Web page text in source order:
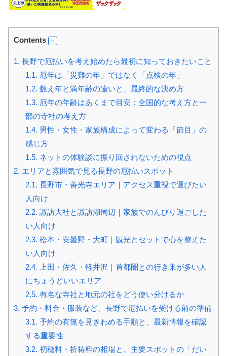
Contents
1. 長野で厄払いを考え始めたら最初に知っておきたいこと
1.1. 厄年は「災難の年」ではなく「点検の年」
1.2. 数え年と満年齢の違いと、最終的な決め方
1.3. 厄年の年齢はあくまで目安：全国的な考え方と一
部の寺社の考え方
1.4. 男性・女性・家族構成によって変わる「節目」の
感じ方
1.5. ネットの体験談に振り回されないための視点
2. エリアと雰囲気で見る長野の厄払いスポット
2.1. 長野市・善光寺エリア｜アクセス重視で選びたい
人向け
2.2. 諏訪大社と諏訪湖周辺｜家族でのんびり過ごした
い人向け
2.3. 松本・安曇野・大町｜観光とセットで心を整えた
い人向け
2.4. 上田・佐久・軽井沢｜首都圏との行き来が多い人
にちょうどいいエリア
2.5. 有名な寺社と地元の社をどう使い分けるか
3. 予約・料金・服装など、長野で厄払いを受ける前の準備
3.1. 予約の有無を見きわめる手順と、最新情報を確認
する重要性
3.2. 初穂料・祈祷料の相場と、主要スポットの「だい